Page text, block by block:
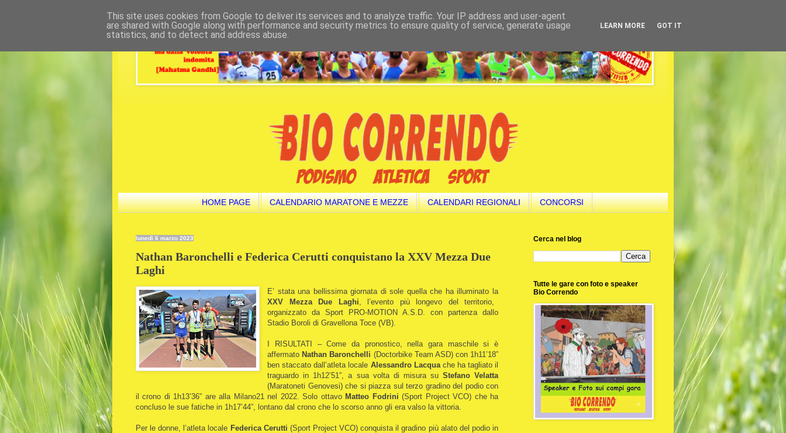
HOME PAGE CALENDARIO MARATONE E MEZZE CALENDARI REGIONALI CONCORSI
lunedì 6 marzo 2023
Nathan Baronchelli e Federica Cerutti conquistano la XXV Mezza Due
Laghi
E’ stata una bellissima giornata di sole quella che ha illuminato la
XXV Mezza Due Laghi , l’evento più longevo del territorio,
organizzato da Sport PRO-MOTION A.S.D. con partenza dallo
Stadio Boroli di Gravellona Toce (VB).
I RISULTATI – Come da pronostico, nella gara maschile si è
affermato Nathan Baronchelli (Doctorbike Team ASD) con 1h11’18”
ben staccato dall’atleta locale Alessandro Lacquache ha tagliato il
traguardo in 1h12’51”, a sua volta di misura su Stefano Velatta
(Maratoneti Genovesi) che si piazza sul terzo gradino del podio con
il crono di 1h13’36” are alla Milano21 nel 2022. Solo ottavo Matteo Fodrini (Sport Project VCO) che ha
concluso le sue fatiche in 1h17’44”, lontano dal crono che lo scorso anno gli era valso la vittoria.
Per le donne, l’atleta locale Federica Cerutti (Sport Project VCO) conquista il gradino più alato del podio in
Cerca nel blog
Tutte le gare con foto e speaker
Bio Correndo
This site uses cookies from Google to deliver its services and to analyze traffic. Your IP address and user-agent
are shared with Google along with performance and security metrics to ensure quality of service, generate usage
statistics, and to detect and address abuse.
LEARN MORE GOT IT